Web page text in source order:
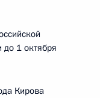
1 октября
Кирова